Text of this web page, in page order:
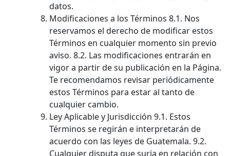
datos.
Modificaciones a los Términos 8.1. Nos
reservamos el derecho de modificar estos
Términos en cualquier momento sin previo
aviso. 8.2. Las modificaciones entrarán en
vigor a partir de su publicación en la Página.
Te recomendamos revisar periódicamente
estos Términos para estar al tanto de
cualquier cambio.
Ley Aplicable y Jurisdicción 9.1. Estos
Términos se regirán e interpretarán de
acuerdo con las leyes de Guatemala. 9.2.
Cualquier disputa que surja en relación con